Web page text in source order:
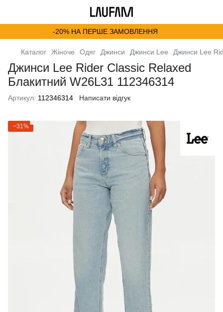
-20% НА ПЕРШЕ ЗАМОВЛЕННЯ
Каталог Жіноче Одяг Джинси Джинси Lee Джинси Lee
Джинси Lee Rider Classic Relaxed
Блакитний W26L31 112346314
Артикул: 112346314 Написати відгук
−31%